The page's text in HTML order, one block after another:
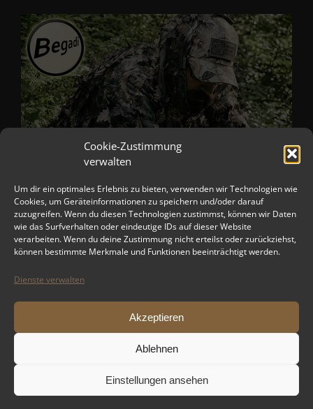
Cookie-Zustimmung
verwalten
Um dir ein optimales Erlebnis zu bieten, verwenden wir Technologien wie
Cookies, um Geräteinformationen zu speichern und/oder darauf
zuzugreifen. Wenn du diesen Technologien zustimmst, können wir Daten
wie das Surfverhalten oder eindeutige IDs auf dieser Website
verarbeiten. Wenn du deine Zustimmung nicht erteilst oder zurückziehst,
können bestimmte Merkmale und Funktionen beeinträchtigt werden.
Dienste verwalten
Akzeptieren
Ablehnen
Einstellungen ansehen